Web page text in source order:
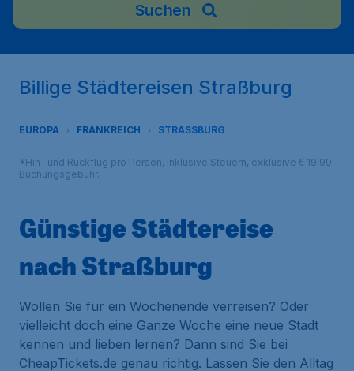
Suchen
Billige Städtereisen Straßburg
EUROPA FRANKREICH STRASSBURG
*Hin- und Rückflug pro Person, inklusive Steuern, exklusive € 19,99
Buchungsgebühr.
Günstige Städtereise
nach Straßburg
Wollen Sie für ein Wochenende verreisen? Oder
vielleicht doch eine Ganze Woche eine neue Stadt
kennen und lieben lernen? Dann sind Sie bei
CheapTickets.de genau richtig. Lassen Sie den Alltag